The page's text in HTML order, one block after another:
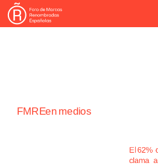
FMREen medios
El 62%
clama a